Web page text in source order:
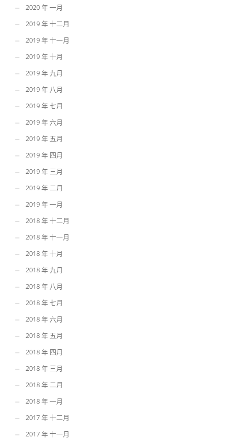
2020 年 一月
2019 年 十二月
2019 年 十一月
2019 年 十月
2019 年 九月
2019 年 八月
2019 年 七月
2019 年 六月
2019 年 五月
2019 年 四月
2019 年 三月
2019 年 二月
2019 年 一月
2018 年 十二月
2018 年 十一月
2018 年 十月
2018 年 九月
2018 年 八月
2018 年 七月
2018 年 六月
2018 年 五月
2018 年 四月
2018 年 三月
2018 年 二月
2018 年 一月
2017 年 十二月
2017 年 十一月